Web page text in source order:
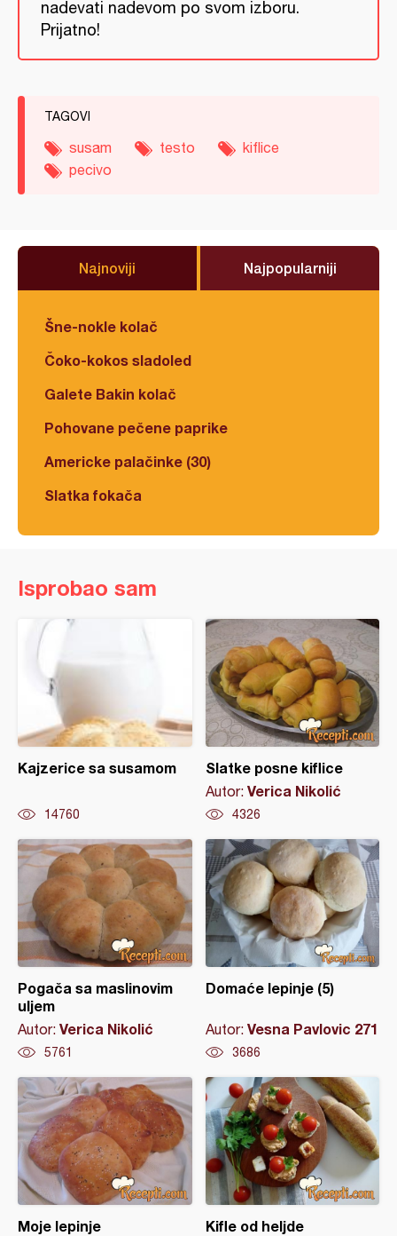
nadevati nadevom po svom izboru.
Prijatno!
TAGOVI
susam testo
kiflice
pecivo
Najnoviji Najpopularniji
Šne-nokle kolač
Čoko-kokos sladoled
Galete Bakin kolač
Pohovane pečene paprike
Americke palačinke (30)
Slatka fokača
Isprobao sam
Kajzerice sa susamom
14760
Slatke posne kiflice
Autor: Verica Nikolić
4326
Pogača sa maslinovim
uljem
Autor: Verica Nikolić
5761
Domaće lepinje (5)
Autor: Vesna Pavlovic 271
3686
Moje lepinje Kifle od heljde